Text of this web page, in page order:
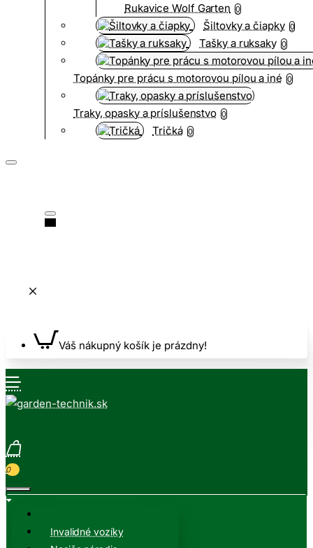
Rukavice Wolf Garten 0
Šiltovky a čiapky 0
Tašky a ruksaky 0
Topánky pre prácu s motorovou pílou a iné 0
Traky, opasky a príslušenstvo 0
Tričká 0
Váš nákupný košík je prázdny!
0
Invalidné vozíky